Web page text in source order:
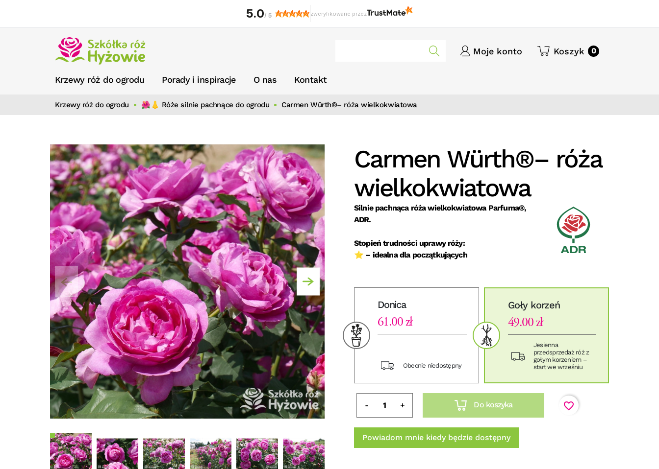
Krzewy róż do ogrodu Porady i inspiracje O nas Kontakt
Moje konto Koszyk 0
Krzewy róż do ogrodu 🌺👃 Róże silnie pachnące do ogrodu Carmen Würth®– róża wielkokwiatowa
Poprzedni
Carmen Würth®– róża
wielkokwiatowa
Silnie pachnąca róża wielkokwiatowa Parfuma®,
ADR.
Stopień trudności uprawy róży:
⭐ – idealna dla początkujących
Donica
61.00 zł
Obecnie niedostępny
Goły korzeń
49.00 zł
Jesienna
przedsprzedaż róż z
gołym korzeniem –
start we wrześniu
Do koszyka
- + favorite_border
Powiadom mnie kiedy będzie dostępny
5.0/ 5 zweryfikowane przez